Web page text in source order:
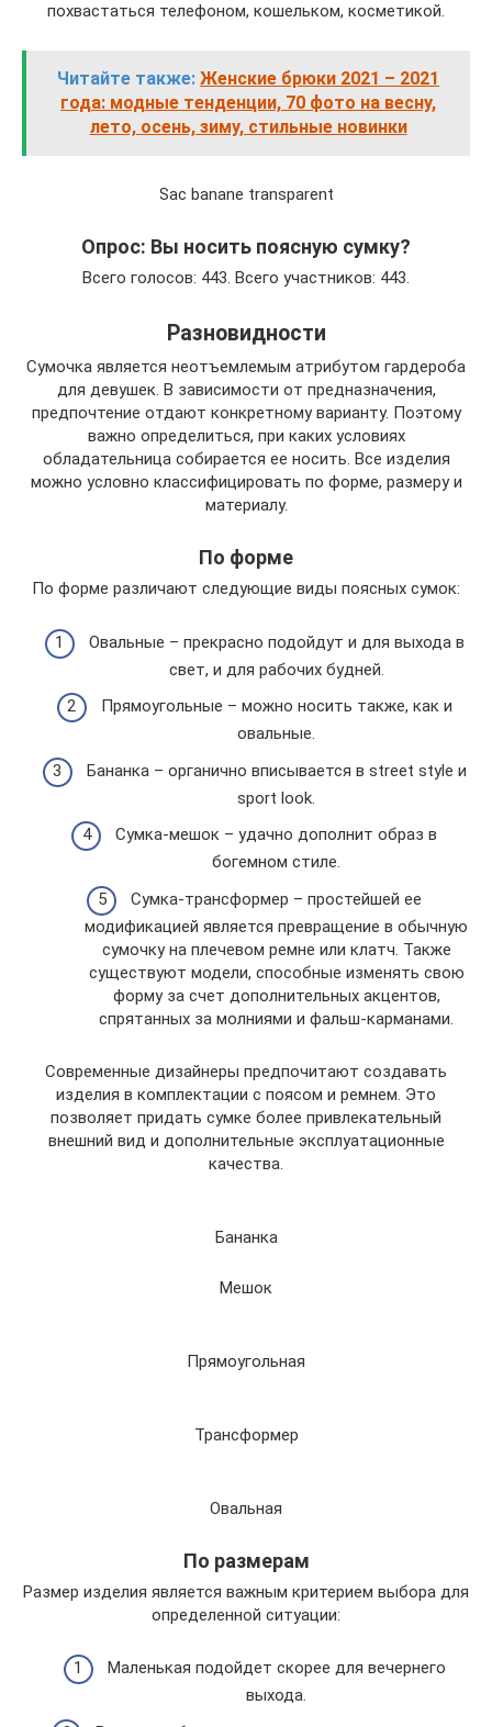
похвастаться телефоном, кошельком, косметикой.
Читайте также: Женские брюки 2021 – 2021
года: модные тенденции, 70 фото на весну,
лето, осень, зиму, стильные новинки
Sac banane transparent
Опрос: Вы носить поясную сумку?
Всего голосов: 443. Всего участников: 443.
Разновидности
Сумочка является неотъемлемым атрибутом гардероба
для девушек. В зависимости от предназначения,
предпочтение отдают конкретному варианту. Поэтому
важно определиться, при каких условиях
обладательница собирается ее носить. Все изделия
можно условно классифицировать по форме, размеру и
материалу.
По форме
По форме различают следующие виды поясных сумок:
Овальные – прекрасно подойдут и для выхода в
свет, и для рабочих будней.
Прямоугольные – можно носить также, как и
овальные.
Бананка – органично вписывается в street style и
sport look.
Сумка-мешок – удачно дополнит образ в
богемном стиле.
Сумка-трансформер – простейшей ее
модификацией является превращение в обычную
сумочку на плечевом ремне или клатч. Также
существуют модели, способные изменять свою
форму за счет дополнительных акцентов,
спрятанных за молниями и фальш-карманами.
Современные дизайнеры предпочитают создавать
изделия в комплектации с поясом и ремнем. Это
позволяет придать сумке более привлекательный
внешний вид и дополнительные эксплуатационные
качества.
Бананка
Мешок
Прямоугольная
Трансформер
Овальная
По размерам
Размер изделия является важным критерием выбора для
определенной ситуации:
Маленькая подойдет скорее для вечернего
выхода.